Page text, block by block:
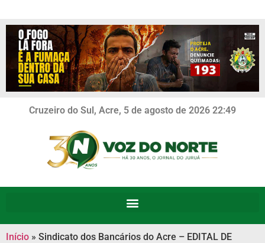
Cruzeiro do Sul, Acre, 5 de agosto de 2026 22:49
Início » Sindicato dos Bancários do Acre – EDITAL DE